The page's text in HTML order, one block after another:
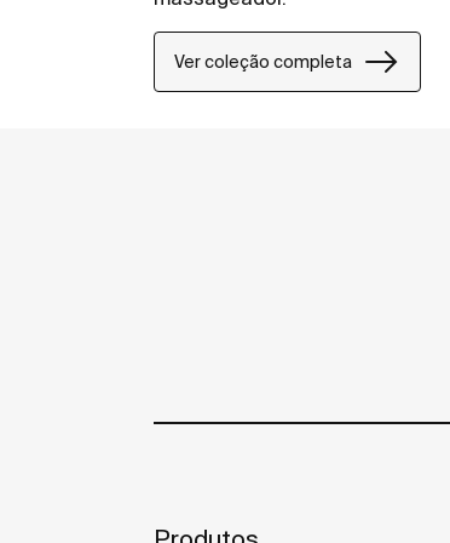
Ver coleção completa